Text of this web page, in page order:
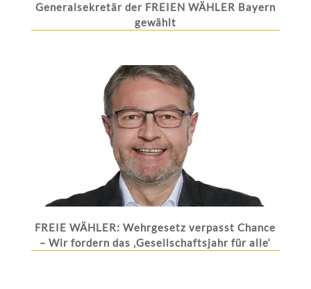
Generalsekretär der FREIEN WÄHLER Bayern
gewählt
FREIE WÄHLER: Wehrgesetz verpasst Chance
– Wir fordern das ‚Gesellschaftsjahr für alle‘